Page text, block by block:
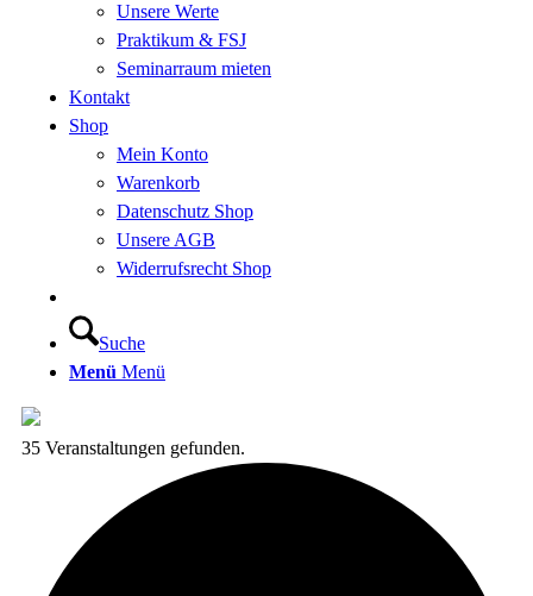
Unsere Werte
Praktikum & FSJ
Seminarraum mieten
Kontakt
Shop
Mein Konto
Warenkorb
Datenschutz Shop
Unsere AGB
Widerrufsrecht Shop
Suche
Menü Menü
35 Veranstaltungen gefunden.